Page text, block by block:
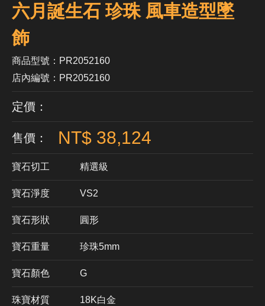
六月誕生石 珍珠 風車造型墜
飾
商品型號：PR2052160
店內編號：PR2052160
定價：
售價： NT$ 38,124
寶石切工 精選級
寶石淨度 VS2
寶石形狀 ​圓形
寶石重量 珍珠5mm
寶石顏色 G
珠寶材質 18K白金